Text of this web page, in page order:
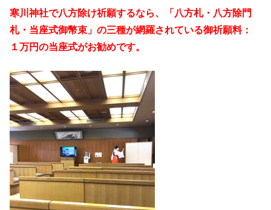
寒川神社で八方除け祈願するなら、「八方札・八方除門
札・当座式御幣束」の三種が網羅されている御祈願料：
１万円の当座式がお勧めです。